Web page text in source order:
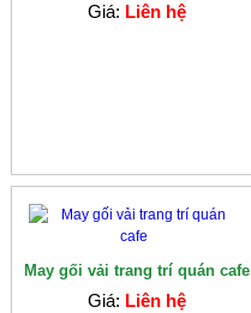
Giá: Liên hệ
May gối vải trang trí quán cafe
Giá: Liên hệ